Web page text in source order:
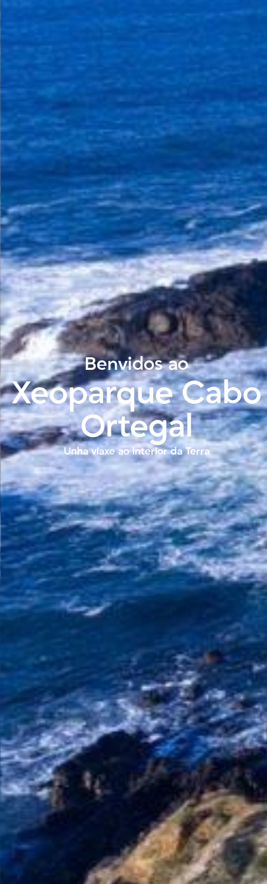
Benvidos ao
Xeoparque Cabo
Ortegal
Unha viaxe ao interior da Terra